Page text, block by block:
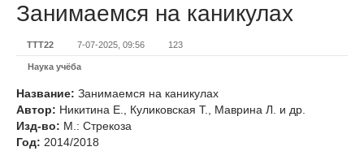
Занимаемся на каникулах
TTT22 7-07-2025, 09:56 123
Наука учёба
Название: Занимаемся на каникулах
Автор: Никитина Е., Куликовская Т., Маврина Л. и др.
Изд-во: М.: Стрекоза
Год: 2014/2018